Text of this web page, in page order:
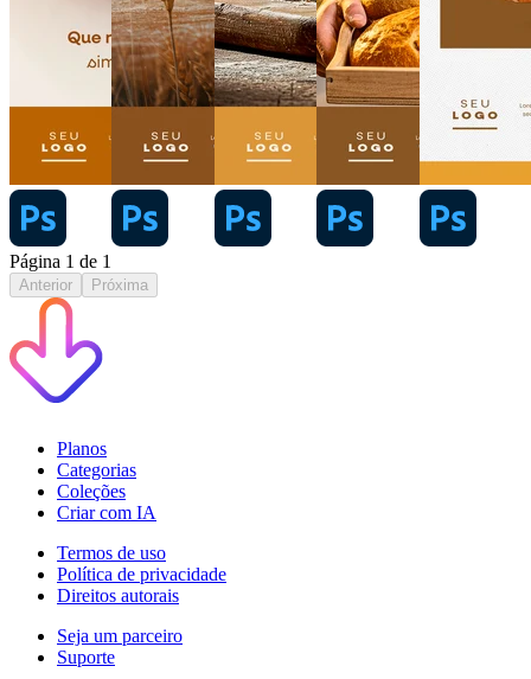
Página 1 de 1
Anterior Próxima
Planos
Categorias
Coleções
Criar com IA
Termos de uso
Política de privacidade
Direitos autorais
Seja um parceiro
Suporte